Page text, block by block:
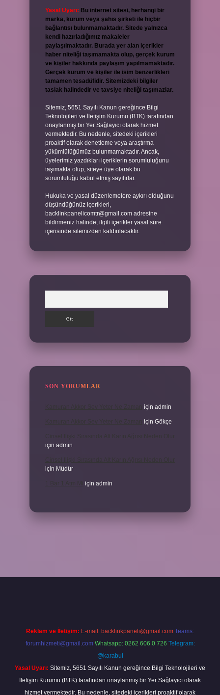
Yasal Uyarı: Bu internet sitesi, herhangi bir
marka, kurum veya şahıs şirketi ile hiçbir
bağlantısı bulunmamaktadır. Sitede yalnızca
kendi hazırladığımız makaleler
paylaşılmaktadır. Burada yer alan içerikler
haber niteliği taşımamakta olup, gerçek kurum
ve kişiler hakkında paylaşım yapılmamaktadır.
Gerçek kurum ve kişiler ile isim benzerlikleri
tamamen tesadüfidir. Sitemizdeki bilgiler
taslak halindedir ve tavsiye niteliği taşımazlar.
Sitemiz, 5651 Sayılı Kanun gereğince Bilgi
Teknolojileri ve İletişim Kurumu (BTK) tarafından
onaylanmış bir Yer Sağlayıcı olarak hizmet
vermektedir. Bu nedenle, sitedeki içerikleri
proaktif olarak denetleme veya araştırma
yükümlülüğümüz bulunmamaktadır. Ancak,
üyelerimiz yazdıkları içeriklerin sorumluluğunu
taşımakta olup, siteye üye olarak bu
sorumluluğu kabul etmiş sayılırlar.
Hukuka ve yasal düzenlemelere aykırı olduğunu
düşündüğünüz içerikleri,
backlinkpanelicomtr@gmail.com adresine
bildirmeniz halinde, ilgili içerikler yasal süre
içerisinde sitemizden kaldırılacaktır.
SON YORUMLAR
için admin
için Gökçe
Cinsel Ilişki Sırasında Alt Karın Ağrısı Neden Olur
için admin
Cinsel Ilişki Sırasında Alt Karın Ağrısı Neden Olur
için Müdür
için admin
Reklam ve İletişim: E-mail: backlinkpaneli@gmail.com Teams:
forumhizmeti@gmail.com Whatsapp: 0262 606 0 726 Telegram:
@karabul
Yasal Uyarı: Sitemiz, 5651 Sayılı Kanun gereğince Bilgi Teknolojileri ve
İletişim Kurumu (BTK) tarafından onaylanmış bir Yer Sağlayıcı olarak
hizmet vermektedir. Bu nedenle, sitedeki içerikleri proaktif olarak